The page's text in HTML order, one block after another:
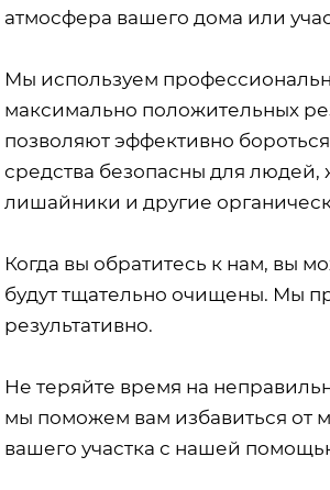
атмосфера вашего дома или
Мы используем
максимально положительных
позволяют эффективно
средства безопасны для людей,
лишайники и другие
Когда вы обратитесь к нам, вы
будут тщательно очищены. Мы
результативно.
Не теряйте время на
мы поможем вам избавиться от
вашего участка с нашей